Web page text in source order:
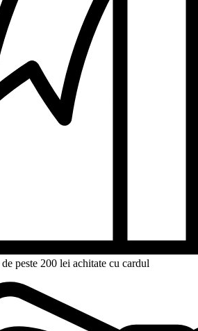
peste 200 lei achitate cu cardul